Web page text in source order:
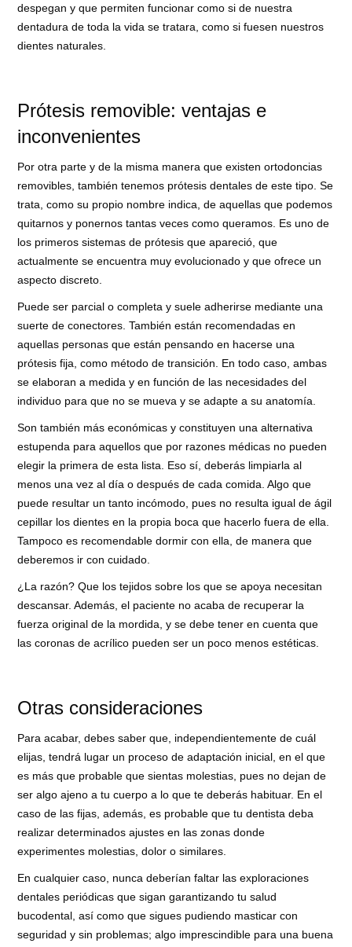
despegan y que permiten funcionar como si de nuestra
dentadura de toda la vida se tratara, como si fuesen nuestros
dientes naturales.
Prótesis removible: ventajas e
inconvenientes
Por otra parte y de la misma manera que existen ortodoncias
removibles, también tenemos prótesis dentales de este tipo. Se
trata, como su propio nombre indica, de aquellas que podemos
quitarnos y ponernos tantas veces como queramos. Es uno de
los primeros sistemas de prótesis que apareció, que
actualmente se encuentra muy evolucionado y que ofrece un
aspecto discreto.
Puede ser parcial o completa y suele adherirse mediante una
suerte de conectores. También están recomendadas en
aquellas personas que están pensando en hacerse una
prótesis fija, como método de transición. En todo caso, ambas
se elaboran a medida y en función de las necesidades del
individuo para que no se mueva y se adapte a su anatomía.
Son también más económicas y constituyen una alternativa
estupenda para aquellos que por razones médicas no pueden
elegir la primera de esta lista. Eso sí, deberás limpiarla al
menos una vez al día o después de cada comida. Algo que
puede resultar un tanto incómodo, pues no resulta igual de ágil
cepillar los dientes en la propia boca que hacerlo fuera de ella.
Tampoco es recomendable dormir con ella, de manera que
deberemos ir con cuidado.
¿La razón? Que los tejidos sobre los que se apoya necesitan
descansar. Además, el paciente no acaba de recuperar la
fuerza original de la mordida, y se debe tener en cuenta que
las coronas de acrílico pueden ser un poco menos estéticas.
Otras consideraciones
Para acabar, debes saber que, independientemente de cuál
elijas, tendrá lugar un proceso de adaptación inicial, en el que
es más que probable que sientas molestias, pues no dejan de
ser algo ajeno a tu cuerpo a lo que te deberás habituar. En el
caso de las fijas, además, es probable que tu dentista deba
realizar determinados ajustes en las zonas donde
experimentes molestias, dolor o similares.
En cualquier caso, nunca deberían faltar las exploraciones
dentales periódicas que sigan garantizando tu salud
bucodental, así como que sigues pudiendo masticar con
seguridad y sin problemas; algo imprescindible para una buena